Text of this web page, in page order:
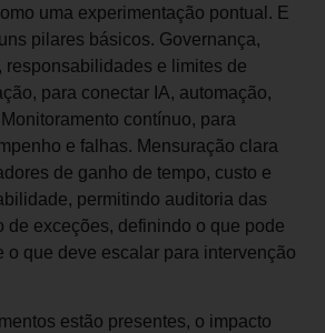
uma experimentação pontual. E
pilares básicos. Governança,
responsabilidades e limites de
para conectar IA, automação,
contínuo, para
e falhas. Mensuração clara
de ganho de tempo, custo e
permitindo auditoria das
de exceções, definindo o que pode
o que deve escalar para intervenção
estão presentes, o impacto